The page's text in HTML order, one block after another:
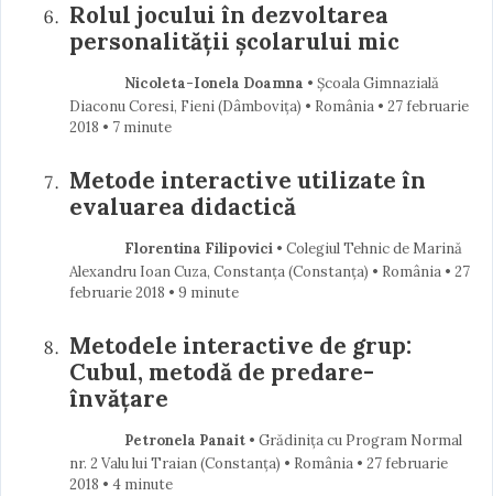
Rolul jocului în dezvoltarea
personalității școlarului mic
Nicoleta-Ionela Doamna • Școala Gimnazială
Diaconu Coresi, Fieni (Dâmboviţa) • România
27 februarie
2018 • 7 minute
Metode interactive utilizate în
evaluarea didactică
Florentina Filipovici• Colegiul Tehnic de Marină
Alexandru Ioan Cuza, Constanța (Constanţa) • România
27
februarie 2018 • 9 minute
Metodele interactive de grup:
Cubul, metodă de predare-
învățare
Petronela Panait• Grădinița cu Program Normal
nr. 2 Valu lui Traian (Constanţa) • România
27 februarie
2018 • 4 minute